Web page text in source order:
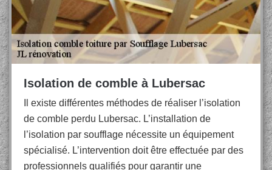
Isolation de comble à Lubersac
Il existe différentes méthodes de réaliser l’isolation
de comble perdu Lubersac. L’installation de
l’isolation par soufflage nécessite un équipement
spécialisé. L’intervention doit être effectuée par des
professionnels qualifiés pour garantir une